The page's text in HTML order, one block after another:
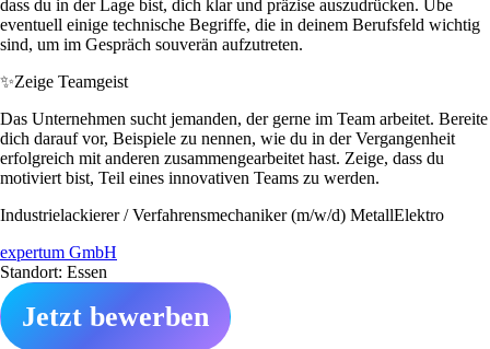
dass du in der Lage bist, dich klar und präzise auszudrücken. Übe
eventuell einige technische Begriffe, die in deinem Berufsfeld wichtig
sind, um im Gespräch souverän aufzutreten.
✨Zeige Teamgeist
Das Unternehmen sucht jemanden, der gerne im Team arbeitet. Bereite
dich darauf vor, Beispiele zu nennen, wie du in der Vergangenheit
erfolgreich mit anderen zusammengearbeitet hast. Zeige, dass du
motiviert bist, Teil eines innovativen Teams zu werden.
Industrielackierer / Verfahrensmechaniker (m/w/d) MetallElektro
expertum GmbH
Standort: Essen
Jetzt bewerben